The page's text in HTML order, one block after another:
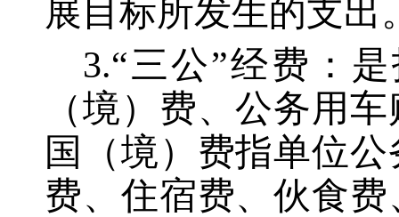
展目标所发生的支出
3.“三公”经费：
（境）费、公务用
国（境）费指单位
费、住宿费、伙食